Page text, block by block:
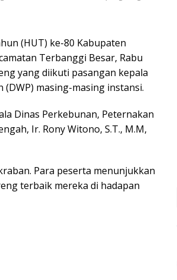
(HUT) ke-80 Kabupaten
Terbanggi Besar, Rabu
yang diikuti pasangan kepala
masing-masing instansi.
Dinas Perkebunan, Peternakan
Ir. Rony Witono, S.T., M.M,
Para peserta menunjukkan
terbaik mereka di hadapan